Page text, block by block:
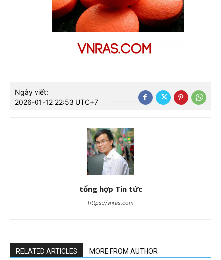
Ngày viết:
2026-01-12 22:53 UTC+7
tổng hợp Tin tức
https://vnras.com
RELATED ARTICLES MORE FROM AUTHOR